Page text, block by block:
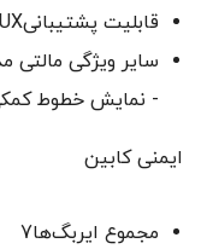
قابلیت پشتیبانیBluetooth - USB - CD - MP3 - AUX
- نمایش خطوط
ایمنی کابین
مجموع ایربگ‌ها7